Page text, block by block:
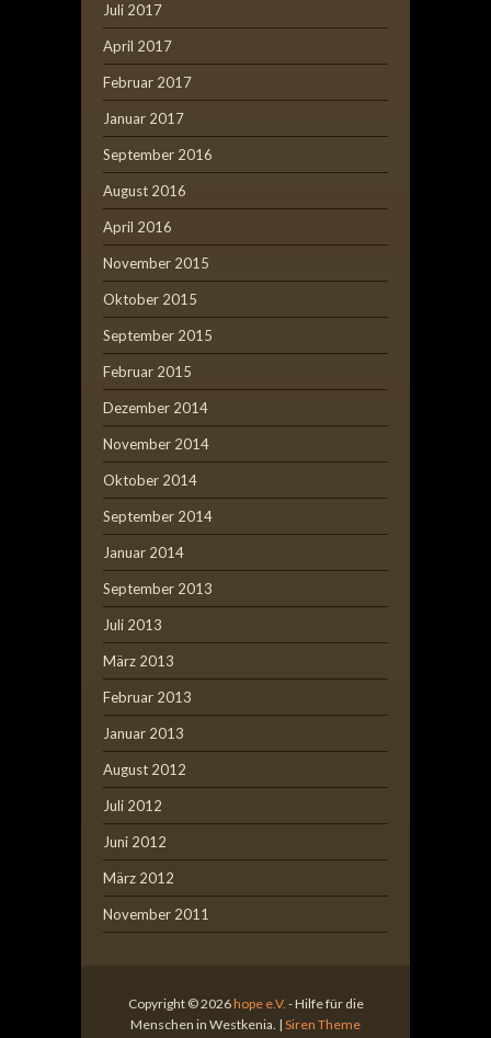
Juli 2017
April 2017
Februar 2017
Januar 2017
September 2016
August 2016
April 2016
November 2015
Oktober 2015
September 2015
Februar 2015
Dezember 2014
November 2014
Oktober 2014
September 2014
Januar 2014
September 2013
Juli 2013
März 2013
Februar 2013
Januar 2013
August 2012
Juli 2012
Juni 2012
März 2012
November 2011
Copyright © 2026hope e.V. - Hilfe für die
Menschen in Westkenia. | Siren Theme